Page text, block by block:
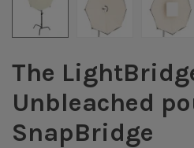
The
Unbleached
SnapBridge